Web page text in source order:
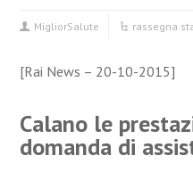
MigliorSalute rassegna
[Rai News – 20-10-2015]
Calano le
domanda di